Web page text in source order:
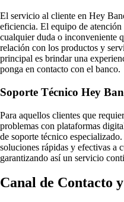
El servicio al cliente en Hey
eficiencia. El equipo de atención
cualquier duda o inconveniente
relación con los productos y
principal es brindar una
ponga en contacto con el banco.
Soporte Técnico Hey
Para aquellos clientes que
problemas con plataformas
de soporte técnico
soluciones rápidas y efectivas a
garantizando así un servicio
Canal de Contacto